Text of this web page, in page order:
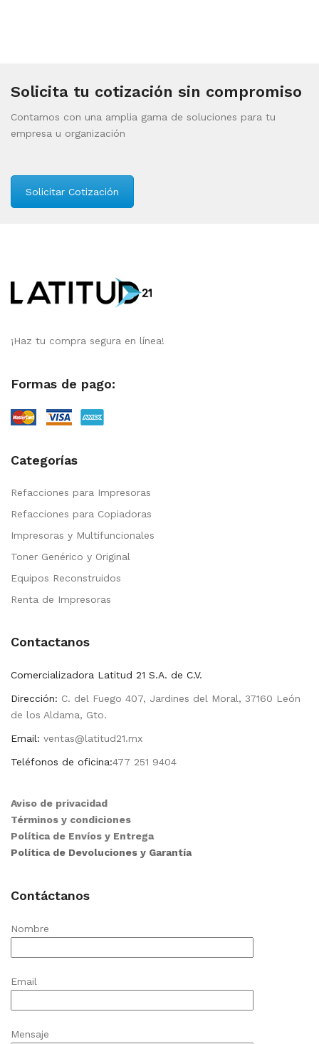
Solicita tu cotización sin compromiso
Contamos con una amplia gama de soluciones para tu
empresa u organización
Solicitar Cotización
¡Haz tu compra segura en línea!
Formas de pago:
Categorías
Refacciones para Impresoras
Refacciones para Copiadoras
Impresoras y Multifuncionales
Toner Genérico y Original
Equipos Reconstruidos
Renta de Impresoras
Contactanos
Comercializadora Latitud 21 S.A. de C.V.
Dirección: C. del Fuego 407, Jardines del Moral, 37160 León
de los Aldama, Gto.
Email: ventas@latitud21.mx
Teléfonos de oficina:477 251 9404
Aviso de privacidad
Términos y condiciones
Política de Envíos y Entrega
Política de Devoluciones y Garantía
Contáctanos
Nombre
Email
Mensaje